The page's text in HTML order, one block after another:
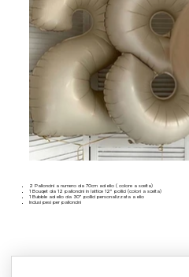
2 Palloncini a numero da 70cm ad elio ( colore a scelta)
1 Bouqet da 12 palloncini in lattice 12” pollici (colori a scelta)
1 Bubble ad elio da 30” pollici personalizzata a elio
Inclusi pesi per palloncini